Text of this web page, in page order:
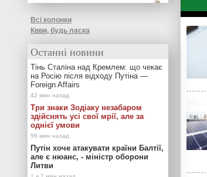
Всі колонки
Квви, будь ласка
Останні новини
Тінь Сталіна над Кремлем: що чекає
на Росію після відходу Путіна —
Foreign Affairs
Три знаки Зодіаку незабаром
здійснять усі свої мрії, але за
однієї умови
Путін хоче атакувати країни Балтії,
але є нюанс, - міністр оборони
Литви